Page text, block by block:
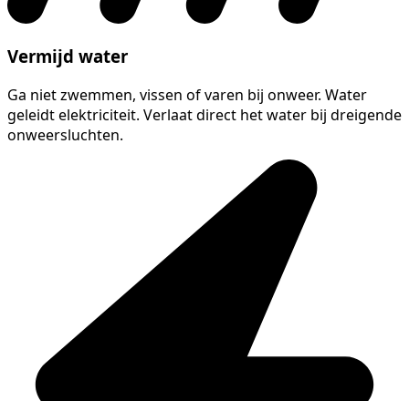
Vermijd water
Ga niet zwemmen, vissen of varen bij onweer. Water
geleidt elektriciteit. Verlaat direct het water bij dreigende
onweersluchten.